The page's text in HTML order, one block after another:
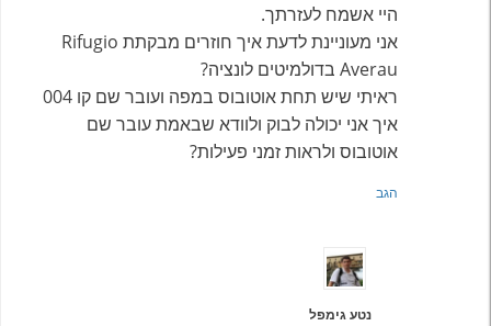
היי אשמח לעזרתך.
אני מעוניינת לדעת איך חוזרים מבקתת Rifugio
Averau בדולמיטים לונציה?
ראיתי שיש תחת אוטובוס במפה ועובר שם קו 004
איך אני יכולה לבוק ולוודא שבאמת עובר שם
אוטובוס ולראות זמני פעילות?
הגב
נטע גימפל